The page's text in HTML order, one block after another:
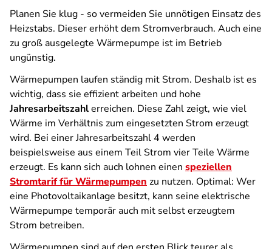
Planen Sie klug - so vermeiden Sie unnötigen Einsatz des
Heizstabs. Dieser erhöht dem Stromverbrauch. Auch eine
zu groß ausgelegte Wärmepumpe ist im Betrieb
ungünstig.
Wärmepumpen laufen ständig mit Strom. Deshalb ist es
wichtig, dass sie effizient arbeiten und hohe
Jahresarbeitszahlerreichen. Diese Zahl zeigt, wie viel
Wärme im Verhältnis zum eingesetzten Strom erzeugt
wird. Bei einer Jahresarbeitszahl 4 werden
beispielsweise aus einem Teil Strom vier Teile Wärme
erzeugt. Es kann sich auch lohnen einen speziellen
Stromtarif für Wärmepumpen zu nutzen. Optimal: Wer
eine Photovoltaikanlage besitzt, kann seine elektrische
Wärmepumpe temporär auch mit selbst erzeugtem
Strom betreiben.